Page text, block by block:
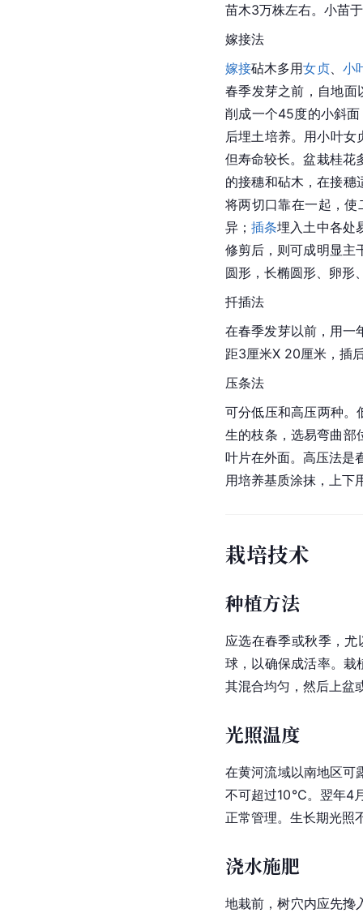
苗木3万株左右。小苗
嫁接法
嫁接砧木多用女贞、 小
春季发芽之前，自地
削成一个45度的小斜
后埋土培养。用小叶女
但寿命较长。盆栽桂花
的接穗和砧木，在接穗
将两切口靠在一起，
异；插条埋入土中各处
修剪后，则可成明显主
圆形，长椭圆形、卵形
扦插法
在春季发芽以前，用一
距3厘米X 20厘米，插
压条法
可分低压和高压两种。
生的枝条，选易弯曲部
叶片在外面。高压法是
用培养基质涂抹，上下
栽培技术
种植方法
应选在春季或秋季，
球，以确保成活率。栽
其混合均匀，然后上盆
光照温度
在黄河流域以南地区
不可超过10℃。翌年4
正常管理。生长期光照
浇水施肥
地栽前，树穴内应先搀